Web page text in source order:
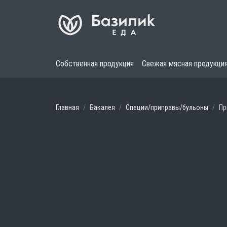
Собственная продукция Свежая мясная продукция
Главная Бакалея Специи/приправы/бульоны